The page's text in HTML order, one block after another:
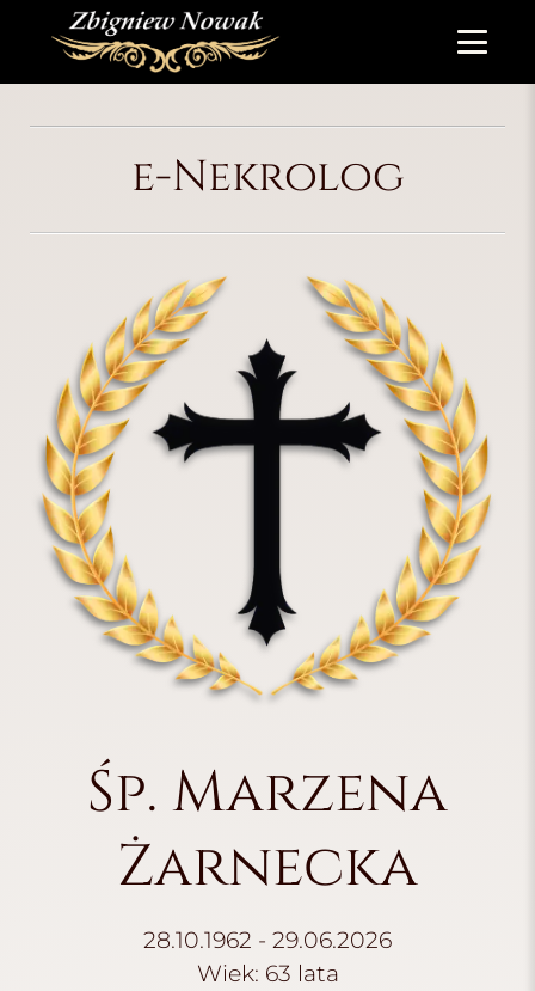
e-Nekrolog
Śp. Marzena
Żarnecka
28.10.1962 - 29.06.2026
Wiek: 63 lata